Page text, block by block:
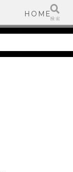
HOME
検索